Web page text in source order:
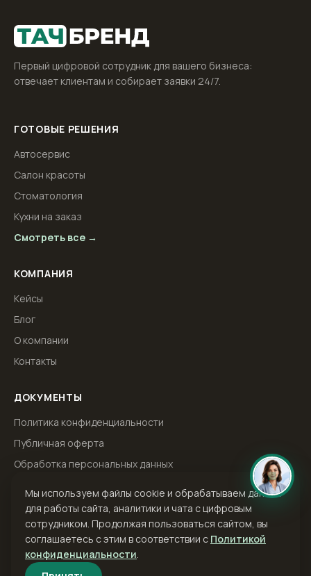
Первый цифровой сотрудник для вашего бизнеса:
отвечает клиентам и собирает заявки 24/7.
ГОТОВЫЕ РЕШЕНИЯ
Автосервис
Салон красоты
Стоматология
Кухни на заказ
Смотреть все →
КОМПАНИЯ
Кейсы
Блог
О компании
Контакты
ДОКУМЕНТЫ
Политика конфиденциальности
Публичная оферта
Обработка персональных данных
ООО «Тачбренд» · ИНН 6229083103 · ОГРН 1166234073301 · E-mail:
info@touchbrand.ru · Телефон: +7 (930) 788-88-71
2026ТАЧБРЕНД — первый цифровой сотрудник для
Мы используем файлы cookie и обрабатываем данные
для работы сайта, аналитики и чата с цифровым
сотрудником. Продолжая пользоваться сайтом, вы
соглашаетесь с этим в соответствии с Политикой
конфиденциальности.